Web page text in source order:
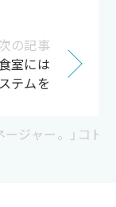
次の記事
室には
テムを
ージャー。」コ